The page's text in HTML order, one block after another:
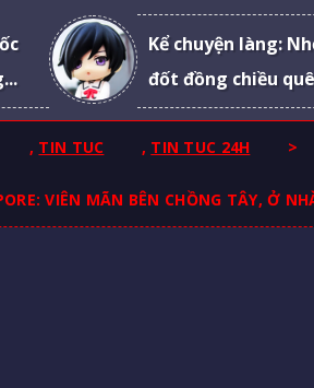
Kể chuyện làng:
đốt đồng chiều quê
, TIN TUC , TIN TUC 24H >
VIÊN MÃN BÊN CHỒNG TÂY, Ở